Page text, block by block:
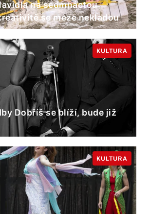
na sedmnáctou
se meze nekladou
Dobříš se blíží, bude již
KULTURA
KULTURA